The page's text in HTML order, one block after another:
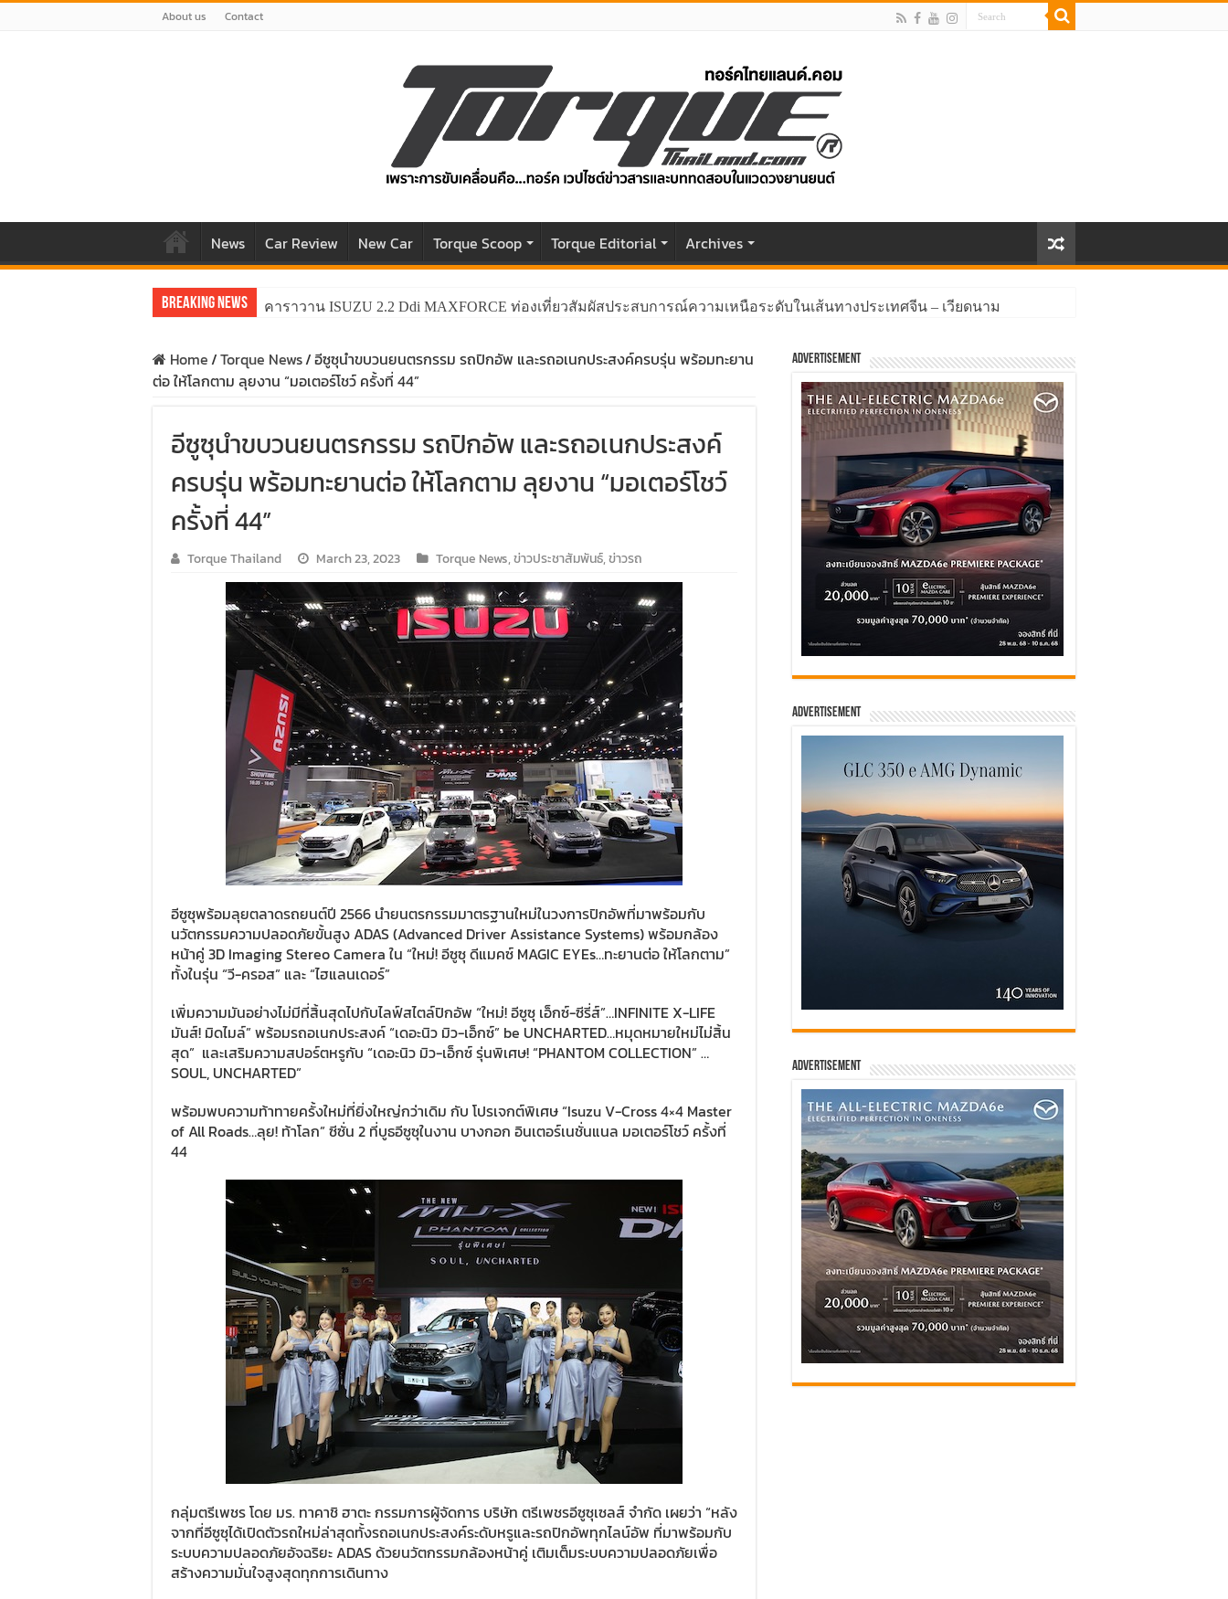
About us Contact
News Car Review New Car Torque Scoop Torque Editorial Archives
Breaking News คาราวาน ISUZU 2.2 Ddi MAXFORCE ท่องเที่ยวสัมผัสประสบการณ์ความเหนือระดับในเส้นทางประเทศจีน – เวียดนาม
Home/Torque News/อีซูซุนำขบวนยนตรกรรม รถปิกอัพ และรถอเนกประสงค์ครบรุ่น พร้อมทะยาน
ต่อ ให้โลกตาม ลุยงาน “มอเตอร์โชว์ ครั้งที่ 44”
อีซูซุนำขบวนยนตรกรรม รถปิกอัพ และรถอเนกประสงค์
ครบรุ่น พร้อมทะยานต่อ ให้โลกตาม ลุยงาน “มอเตอร์โชว์
ครั้งที่ 44”
Torque Thailand March 23, 2023 Torque News,ข่าวประชาสัมพันธ์,ข่าวรถ
อีซูซุพร้อมลุยตลาดรถยนต์ปี 2566 นำยนตรกรรมมาตรฐานใหม่ในวงการปิกอัพที่มาพร้อมกับ
นวัตกรรมความปลอดภัยขั้นสูง ADAS (Advanced Driver Assistance Systems) พร้อมกล้อง
หน้าคู่ 3D Imaging Stereo Camera ใน “ใหม่! อีซูซุ ดีแมคซ์ MAGIC EYEs…ทะยานต่อ ให้โลกตาม”
ทั้งในรุ่น “วี-ครอส” และ “ไฮแลนเดอร์”
เพิ่มความมันอย่างไม่มีที่สิ้นสุดไปกับไลฟ์สไตล์ปิกอัพ “ใหม่! อีซูซุ เอ็กซ์-ซีรี่ส์”…INFINITE X-LIFE
มันส์! มิดไมล์” พร้อมรถอเนกประสงค์ “เดอะนิว มิว-เอ็กซ์” be UNCHARTED…หมุดหมายใหม่ไม่สิ้น
สุด” และเสริมความสปอร์ตหรูกับ “เดอะนิว มิว-เอ็กซ์ รุ่นพิเศษ! “PHANTOM COLLECTION” …
SOUL, UNCHARTED”
พร้อมพบความท้าทายครั้งใหม่ที่ยิ่งใหญ่กว่าเดิม กับ โปรเจกต์พิเศษ “Isuzu V-Cross 4×4 Master
of All Roads…ลุย! ท้าโลก” ซีซั่น 2 ที่บูธอีซูซุในงาน บางกอก อินเตอร์เนชั่นแนล มอเตอร์โชว์ ครั้งที่
44
กลุ่มตรีเพชร โดย มร. ทาคาชิ ฮาตะ กรรมการผู้จัดการ บริษัท ตรีเพชรอีซูซุเซลส์ จำกัด เผยว่า “หลัง
จากที่อีซูซุได้เปิดตัวรถใหม่ล่าสุดทั้งรถอเนกประสงค์ระดับหรูและรถปิกอัพทุกไลน์อัพ ที่มาพร้อมกับ
ระบบความปลอดภัยอัจฉริยะ ADAS ด้วยนวัตกรรมกล้องหน้าคู่ เติมเต็มระบบความปลอดภัยเพื่อ
สร้างความมั่นใจสูงสุดทุกการเดินทาง
Advertisement
Advertisement
Advertisement